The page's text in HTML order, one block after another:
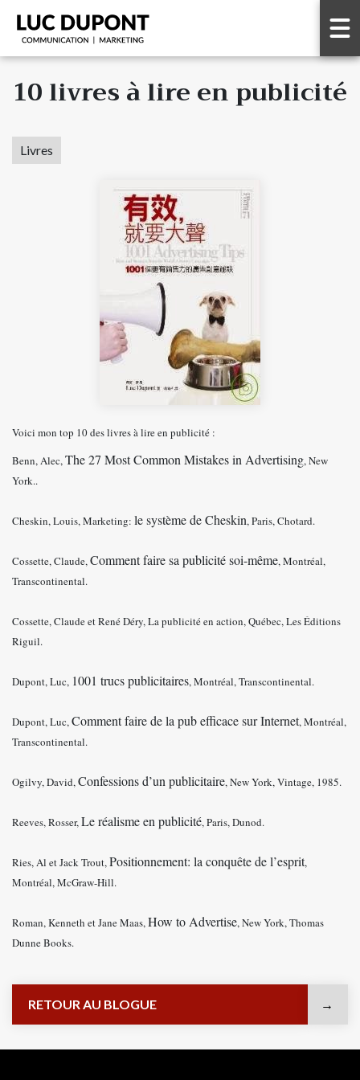
10 livres à lire en publicité
Livres
Voici mon top 10 des livres à lire en publicité :
Benn, Alec,The 27 Most Common Mistakes in Advertising, New
York..
Cheskin, Louis, Marketing: le système de Cheskin, Paris, Chotard.
Cossette, Claude,Comment faire sa publicité soi-même, Montréal,
Transcontinental.
Cossette, Claude et René Déry, La publicité en action, Québec, Les Éditions
Riguil.
Dupont, Luc, 1001 trucs publicitaires, Montréal, Transcontinental.
Dupont, Luc,Comment faire de la pub efficace sur Internet, Montréal,
Transcontinental.
Ogilvy, David,Confessions d’un publicitaire, New York, Vintage, 1985.
Reeves, Rosser,Le réalisme en publicité, Paris, Dunod.
Ries, Al et Jack Trout,Positionnement: la conquête de l’esprit,
Montréal, McGraw-Hill.
Roman, Kenneth et Jane Maas,How to Advertise, New York, Thomas
Dunne Books.
RETOUR AU BLOGUE